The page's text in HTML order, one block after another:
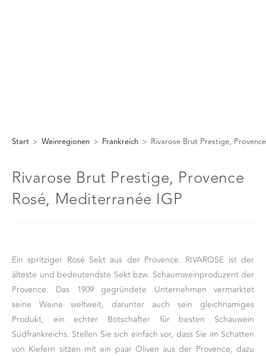
Start > Weinregionen > Frankreich > Rivarose Brut Prestige,
Rivarose Brut Prestige, Provence
Rosé, Mediterranée IGP
Ein spritziger Rosé Sekt aus der Provence. RIVAROSE ist der
älteste und bedeutendste Sekt bzw. Schaumweinproduzent der
Provence. Das 1909 gegründete Unternehmen vermarktet
seine Weine weltweit, darunter auch sein gleichnamiges
Produkt, ein echter Botschafter für besten Schauwein
Südfrankreichs. Stellen Sie sich einfach vor, dass Sie im Schatten
von Kiefern sitzen mit ein paar Oliven aus der Provence, dazu